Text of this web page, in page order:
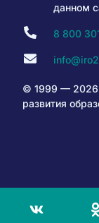
данном
8 800
© 1999 —
развития